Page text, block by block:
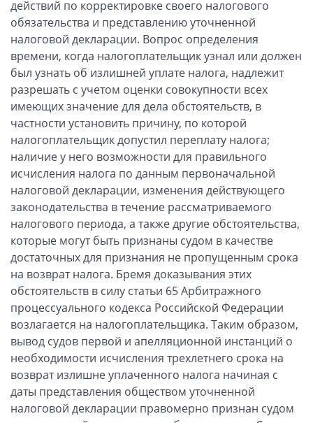
действий по корректировке своего налогового
обязательства и представлению уточненной
налоговой декларации. Вопрос определения
времени, когда налогоплательщик узнал или должен
был узнать об излишней уплате налога, надлежит
разрешать с учетом оценки совокупности всех
имеющих значение для дела обстоятельств, в
частности установить причину, по которой
налогоплательщик допустил переплату налога;
наличие у него возможности для правильного
исчисления налога по данным первоначальной
налоговой декларации, изменения действующего
законодательства в течение рассматриваемого
налогового периода, а также другие обстоятельства,
которые могут быть признаны судом в качестве
достаточных для признания не пропущенным срока
на возврат налога. Бремя доказывания этих
обстоятельств в силу статьи 65 Арбитражного
процессуального кодекса Российской Федерации
возлагается на налогоплательщика. Таким образом,
вывод судов первой и апелляционной инстанций о
необходимости исчисления трехлетнего срока на
возврат излишне уплаченного налога начиная с
даты представления обществом уточненной
налоговой декларации правомерно признан судом